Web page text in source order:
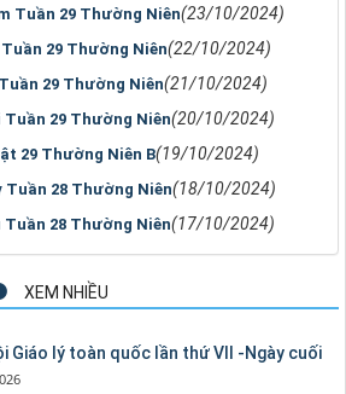
Tuần 29 Thường Niên(23/10/2024)
29 Thường Niên(22/10/2024)
29 Thường Niên(21/10/2024)
Tuần 29 Thường Niên(20/10/2024)
29 Thường Niên B(19/10/2024)
Tuần 28 Thường Niên(18/10/2024)
Tuần 28 Thường Niên(17/10/2024)
XEM NHIỀU
Giáo lý toàn quốc lần thứ VII -Ngày cuối